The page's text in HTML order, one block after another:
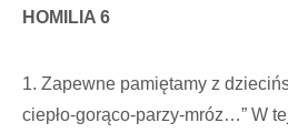
HOMILIA 6
1. Zapewne pamiętamy z
ciepło-gorąco-parzy-mróz…” W